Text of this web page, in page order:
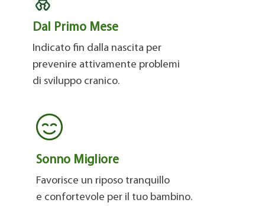
Dal Primo Mese
Indicato fin dalla nascita per
prevenire attivamente problemi
di sviluppo cranico.
Sonno Migliore
Favorisce un riposo tranquillo
e confortevole per il tuo bambino.